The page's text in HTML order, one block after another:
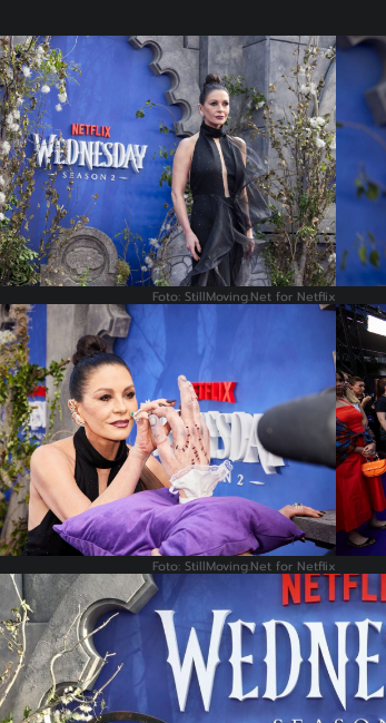
Foto: StillMoving.Net for Netflix
Foto: StillMoving.Net for Netflix